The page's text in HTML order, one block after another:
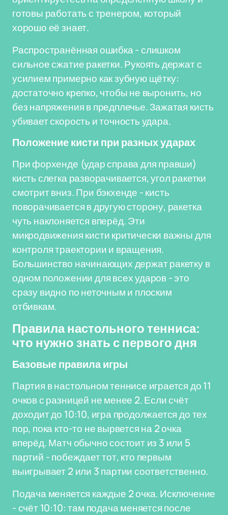
готовы работать с тренером, который
хорошо её знает.
Распространённая ошибка - слишком
сильное сжатие ракетки. Рукоять держат с
усилием примерно как зубную щётку:
достаточно крепко, чтобы не выронить, но
без напряжения в предплечье. Зажатая кисть
убивает скорость и точность удара.
Положение кисти при разных ударах
При форхенде (удар справа для правши)
кисть слегка разворачивается, угол ракетки
смотрит вниз. При бэкхенде - кисть
поворачивается в другую сторону, ракетка
чуть наклоняется вперёд. Эти
микродвижения кисти критически важны для
контроля траектории и вращения.
Большинство начинающих держат ракетку в
одном положении для всех ударов - это
сразу видно по неточным и плоским
отбивкам.
Правила настольного тенниса:
что нужно знать с первого дня
Базовые правила игры
Партия в настольном теннисе играется до 11
очков с разницей не менее 2. Если счёт
доходит до 10:10, игра продолжается до тех
пор, пока кто-то не вырвется на 2 очка
вперёд. Матч обычно состоит из 3 или 5
партий - побеждает тот, кто первым
выигрывает 2 или 3 партии соответственно.
Подача меняется каждые 2 очка. Исключение
- счёт 10:10: там подача меняется после